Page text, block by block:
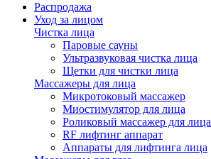
Распродажа
Уход за лицом
Чистка лица
Паровые сауны
Ультразвуковая чистка лица
Щетки для чистки лица
Массажеры для лица
Микротоковый массажер
Миостимулятор для лица
Роликовый массажер для лица
RF лифтинг аппарат
Аппараты для лифтинга лица